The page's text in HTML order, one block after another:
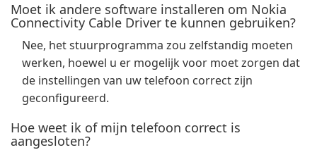
Moet ik andere software installeren om Nokia
Connectivity Cable Driver te kunnen gebruiken?
Nee, het stuurprogramma zou zelfstandig moeten
werken, hoewel u er mogelijk voor moet zorgen dat
de instellingen van uw telefoon correct zijn
geconfigureerd.
Hoe weet ik of mijn telefoon correct is
aangesloten?